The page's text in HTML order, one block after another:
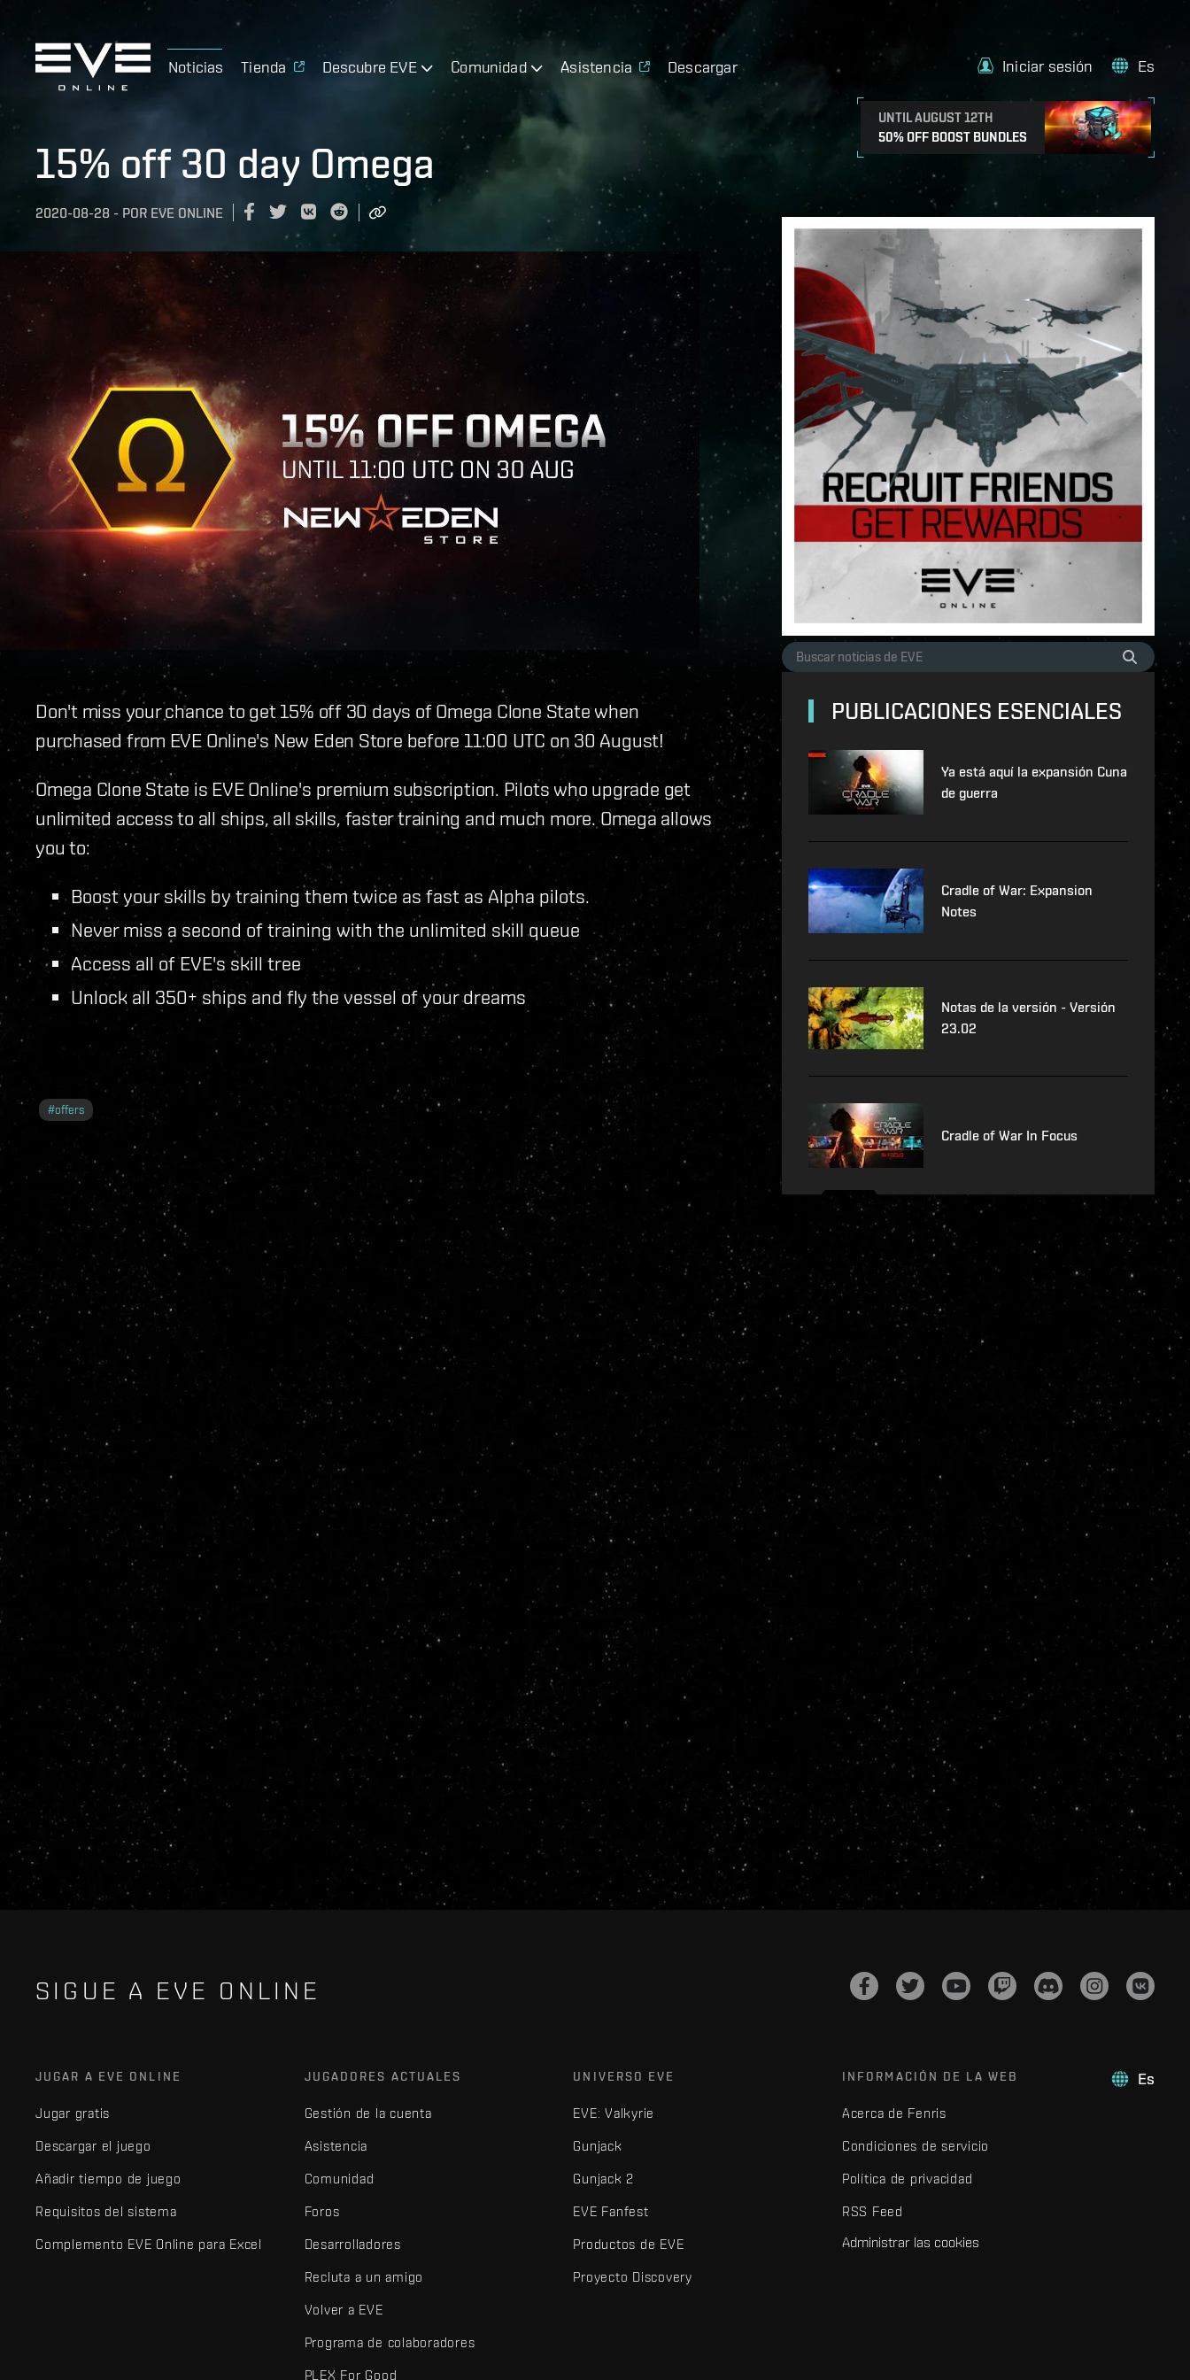
Noticias Tienda Descubre EVE Comunidad Asistencia Descargar
UNTIL AUGUST 12TH
50% OFF BOOST BUNDLES
Iniciar sesión Es
15% off 30 day Omega
2020-08-28 - POR EVE ONLINE
Don't miss your chance to get 15% off 30 days of Omega Clone State when
purchased from EVE Online's New Eden Store before 11:00 UTC on 30 August!
Omega Clone State is EVE Online's premium subscription. Pilots who upgrade get
unlimited access to all ships, all skills, faster training and much more. Omega allows
you to:
Boost your skills by training them twice as fast as Alpha pilots.
Never miss a second of training with the unlimited skill queue
Access all of EVE's skill tree
Unlock all 350+ ships and fly the vessel of your dreams
#offers
PUBLICACIONES ESENCIALES
Ya está aquí la expansión Cuna
de guerra
Cradle of War: Expansion
Notes
Notas de la versión - Versión
23.02
Cradle of War In Focus
SIGUE A EVE ONLINE
Es
JUGAR A EVE ONLINE
Jugar gratis
Descargar el juego
Añadir tiempo de juego
Requisitos del sistema
Complemento EVE Online para Excel
JUGADORES ACTUALES
Gestión de la cuenta
Asistencia
Comunidad
Foros
Desarrolladores
Recluta a un amigo
Volver a EVE
Programa de colaboradores
PLEX For Good
UNIVERSO EVE
EVE: Valkyrie
Gunjack
Gunjack 2
EVE Fanfest
Productos de EVE
Proyecto Discovery
INFORMACIÓN DE LA WEB
Acerca de Fenris
Condiciones de servicio
Política de privacidad
RSS Feed
Administrar las cookies